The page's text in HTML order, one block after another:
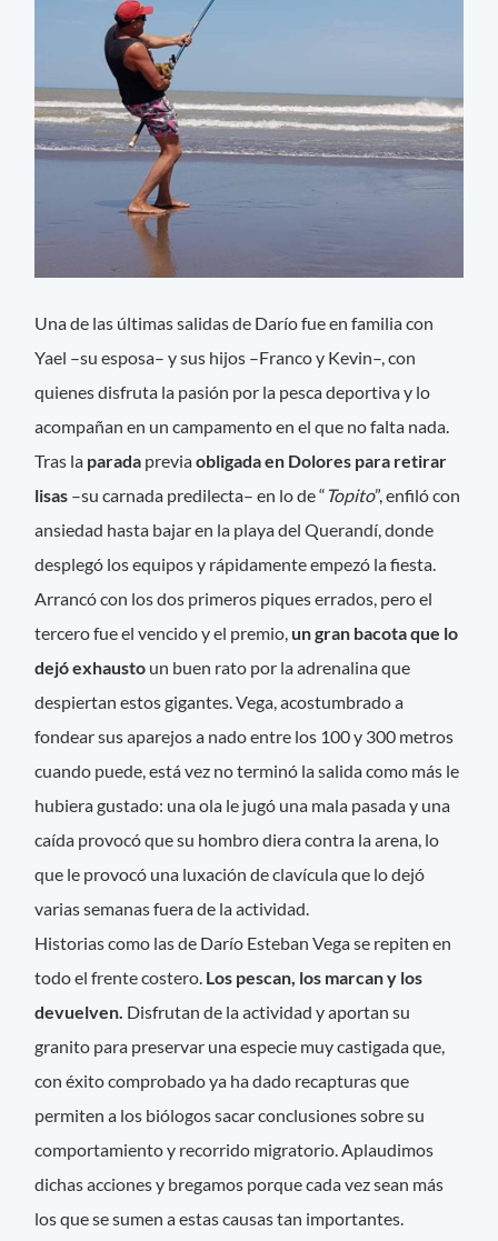
Una de las últimas salidas de Darío fue en familia con
Yael –su esposa– y sus hijos –Franco y Kevin–, con
quienes disfruta la pasión por la pesca deportiva y lo
acompañan en un campamento en el que no falta nada.
Tras la parada previaobligada en Dolores para retirar
lisas –su carnada predilecta– en lo de “ Topito”, enfiló con
ansiedad hasta bajar en la playa del Querandí, donde
desplegó los equipos y rápidamente empezó la fiesta.
Arrancó con los dos primeros piques errados, pero el
tercero fue el vencido y el premio, un gran bacota que lo
dejó exhausto un buen rato por la adrenalina que
despiertan estos gigantes. Vega, acostumbrado a
fondear sus aparejos a nado entre los 100 y 300 metros
cuando puede, está vez no terminó la salida como más le
hubiera gustado: una ola le jugó una mala pasada y una
caída provocó que su hombro diera contra la arena, lo
que le provocó una luxación de clavícula que lo dejó
varias semanas fuera de la actividad.
Historias como las de Darío Esteban Vega se repiten en
todo el frente costero. Los pescan, los marcan y los
devuelven. Disfrutan de la actividad y aportan su
granito para preservar una especie muy castigada que,
con éxito comprobado ya ha dado recapturas que
permiten a los biólogos sacar conclusiones sobre su
comportamiento y recorrido migratorio. Aplaudimos
dichas acciones y bregamos porque cada vez sean más
los que se sumen a estas causas tan importantes.